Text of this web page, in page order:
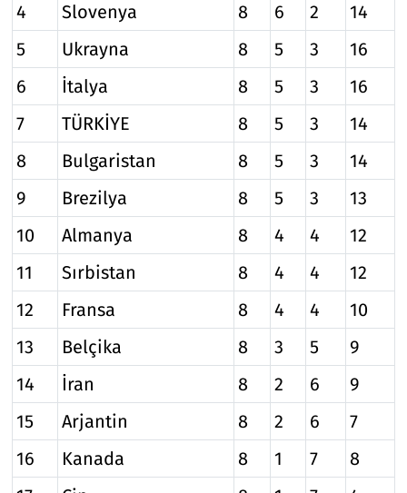
4
Slovenya 8 6 2
14
5
Ukrayna 8 5 3
16
6
İtalya 8 5 3
16
7
TÜRKİYE 8 5 3
14
8
Bulgaristan 8 5 3
14
9
Brezilya 8 5 3
13
10
Almanya 8 4 4
12
11
Sırbistan 8 4 4
12
12
Fransa 8 4 4
10
13
Belçika 8 3 5
9
14
İran 8 2 6
9
15
Arjantin 8 2 6
7
16
Kanada 8 1 7
8